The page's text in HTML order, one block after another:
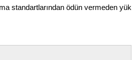
standartlarından ödün vermeden yük